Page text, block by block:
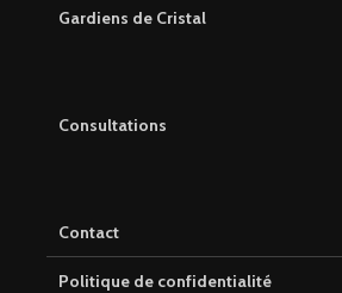
Gardiens de Cristal
Consultations
Contact
Politique de confidentialité